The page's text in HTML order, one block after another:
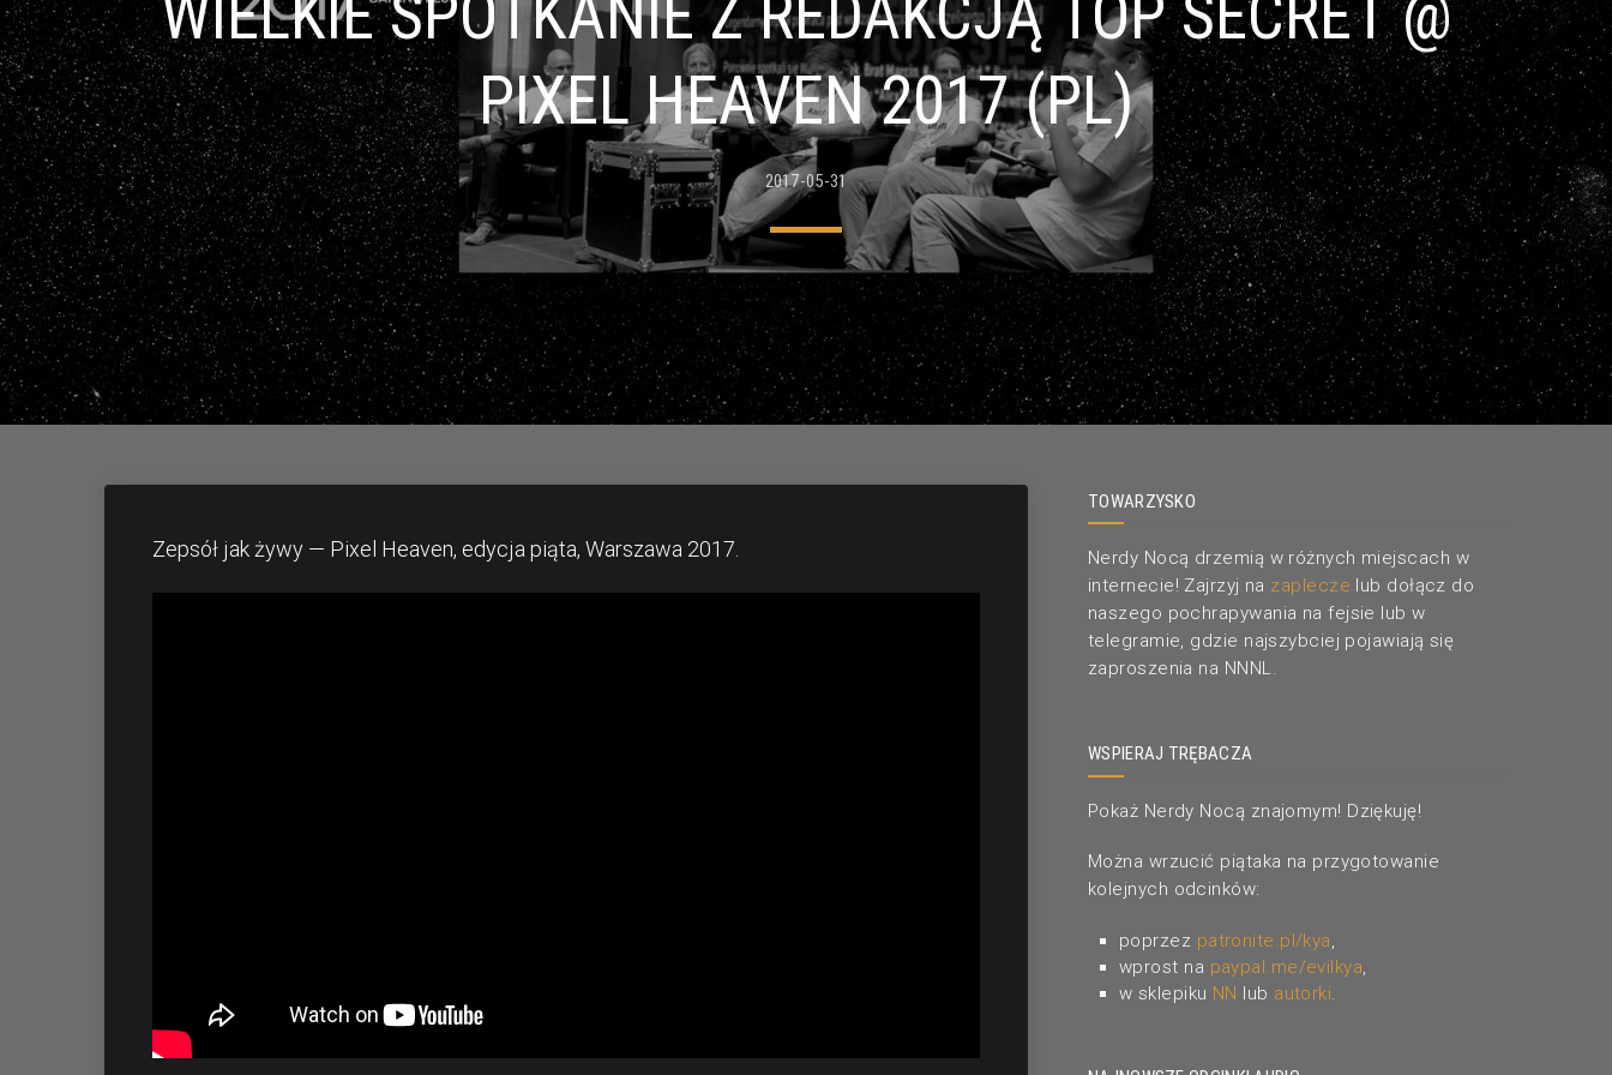
PIXEL HEAVEN 2017 (PL)
2017-05-31
Zepsół jak żywy — Pixel Heaven, edycja piąta, Warszawa 2017.
TOWARZYSKO
Nerdy Nocą drzemią w różnych miejscach w
internecie! Zajrzyj na zaplecze lub dołącz do
naszego pochrapywania na fejsie lub w
telegramie, gdzie najszybciej pojawiają się
zaproszenia na NNNL.
WSPIERAJ TRĘBACZA
Pokaż Nerdy Nocą znajomym! Dziękuję!
Można wrzucić piątaka na przygotowanie
kolejnych odcinków:
poprzez patronite.pl/kya
wprost na paypal.me/evilkya
w sklepiku NN lub autorki